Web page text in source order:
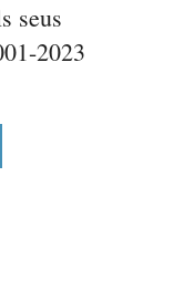
seus
2023